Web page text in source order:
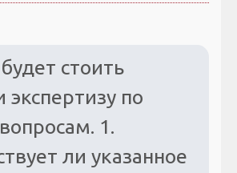
стоить
экспертизу по
1.
ли указанное